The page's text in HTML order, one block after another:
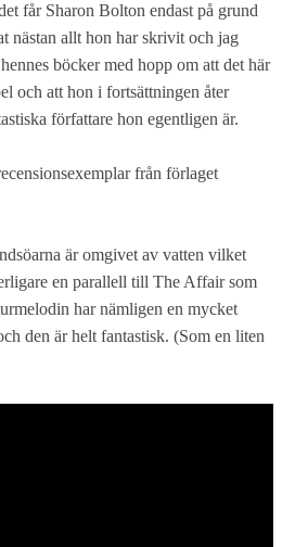
får Sharon Bolton endast på grund
nästan allt hon har skrivit och jag
böcker med hopp om att det här
och att hon i fortsättningen åter
författare hon egentligen är.
från förlaget
är omgivet av vatten vilket
en parallell till The Affair som
har nämligen en mycket
den är helt fantastisk. (Som en liten